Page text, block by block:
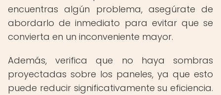
encuentras algún problema, asegúrate de
abordarlo de inmediato para evitar que se
convierta en un inconveniente mayor.
Además, verifica que no haya sombras
proyectadas sobre los paneles, ya que esto
puede reducir significativamente su eficiencia.